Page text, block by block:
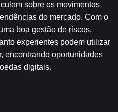
sobre os movimentos
do mercado. Com o
boa gestão de riscos,
experientes podem utilizar
encontrando oportunidades
digitais.